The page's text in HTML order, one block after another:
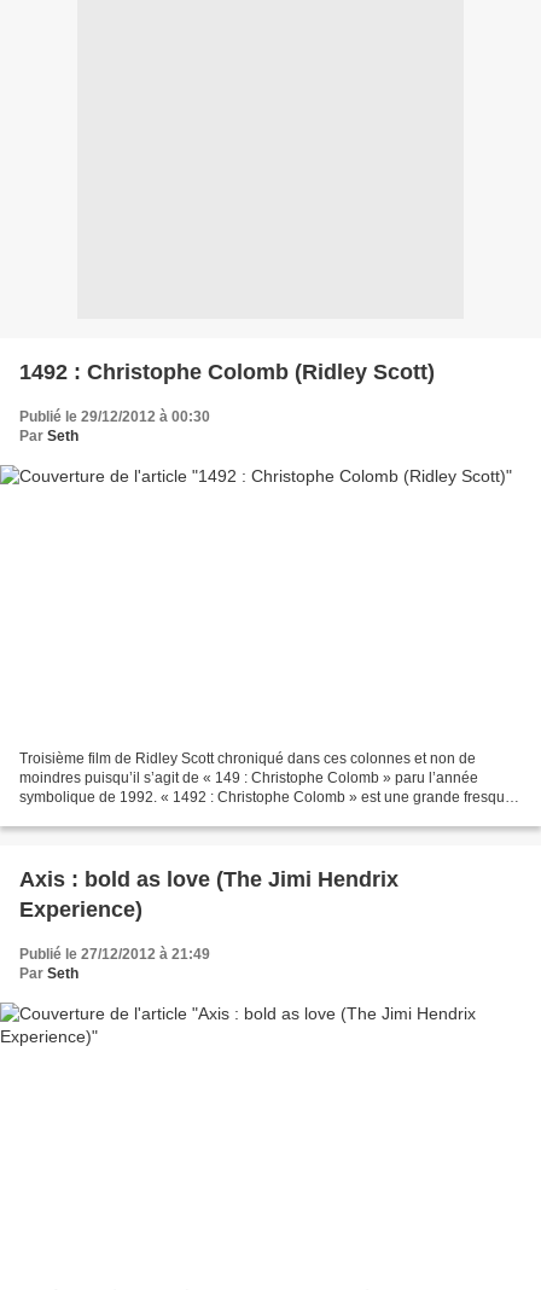
1492 : Christophe Colomb (Ridley Scott)
Publié le 29/12/2012 à 00:30
Par Seth
Troisième film de Ridley Scott chroniqué dans ces colonnes et non de
moindres puisqu’il s’agit de « 149 : Christophe Colomb » paru l’année
symbolique de 1992. « 1492 : Christophe Colomb » est une grande fresque
Axis : bold as love (The Jimi Hendrix
Experience)
Publié le 27/12/2012 à 21:49
Par Seth